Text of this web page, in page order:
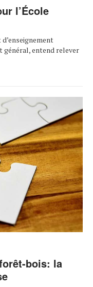
l’École
général, entend relever
bois: la